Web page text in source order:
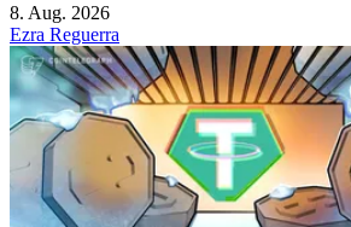
8. Aug. 2026
Ezra Reguerra